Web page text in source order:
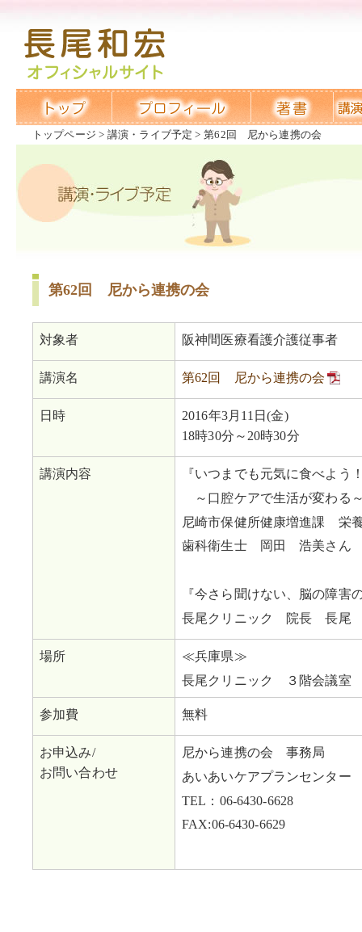
トップページ 講演・ライブ予定 第62回 尼から連携の会
第62回 尼から連携の会
対象者 阪神間医療看護介護従事者
講演名 第62回 尼から連携の会
日時
2016年3月11日(金)
18時30分～20時30分
講演内容
『いつまでも元気に食べよう
～口腔ケアで生活が変わる
尼崎市保健所健康増進課 栄
歯科衛生士 岡田 浩美さん
『今さら聞けない、脳の障害
長尾クリニック 院長 長尾
場所
≪兵庫県≫
長尾クリニック ３階会議室
参加費 無料
お申込み/
お問い合わせ
尼から連携の会 事務局
あいあいケアプランセンター
TEL：06-6430-6628
FAX:06-6430-6629